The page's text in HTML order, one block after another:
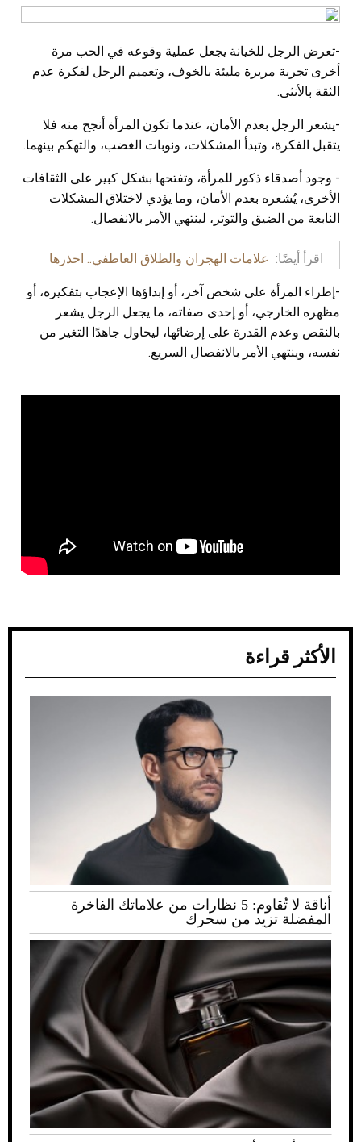
-تعرض الرجل للخيانة يجعل عملية وقوعه في الحب مرة
أخرى تجربة مريرة مليئة بالخوف، وتعميم الرجل لفكرة عدم
الثقة بالأنثى.
-يشعر الرجل بعدم الأمان، عندما تكون المرأة أنجح منه فلا
يتقبل الفكرة، وتبدأ المشكلات، ونوبات الغضب، والتهكم بينهما.
- وجود أصدقاء ذكور للمرأة، وتفتحها بشكل كبير على الثقافات
الأخرى، يُشعره بعدم الأمان، وما يؤدي لاختلاق المشكلات
النابعة من الضيق والتوتر، لينتهي الأمر بالانفصال.
اقرأ أيضًا: علامات الهجران والطلاق العاطفي.. احذرها
-إطراء المرأة على شخص آخر، أو إبداؤها الإعجاب بتفكيره، أو
مظهره الخارجي، أو إحدى صفاته، ما يجعل الرجل يشعر
بالنقص وعدم القدرة على إرضائها، ليحاول جاهدًا التغير من
نفسه، وينتهي الأمر بالانفصال السريع.
الأكثر قراءة
أناقة لا تُقاوم: 5 نظارات من علاماتك الفاخرة
المفضلة تزيد من سحرك